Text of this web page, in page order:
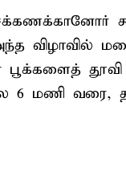
விழாவில்
பூக்களைத்
மணி வரை,